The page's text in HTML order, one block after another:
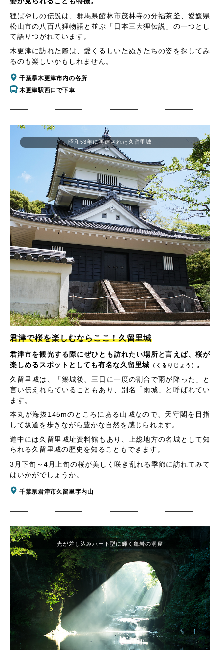
狸ばやしの伝説は、群馬県館林市茂林寺の分福茶釜、愛媛県
松山市の八百八狸物語と並ぶ「日本三大狸伝説」の一つとし
て語りつがれています。
木更津に訪れた際は、愛くるしいたぬきたちの姿を探してみ
るのも楽しいかもしれません。
千葉県木更津市内の各所
木更津駅西口で下車
君津で桜を楽しむならここ！久留里城
君津市を観光する際にぜひとも訪れたい場所と言えば、桜が
楽しめるスポットとしても有名な久留里城 （くるりじょう） 。
久留里城は、「築城後、三日に一度の割合で雨が降った」と
言い伝えれらていることもあり、別名「雨城」と呼ばれてい
ます。
本丸が海抜145mのところにある山城なので、天守閣を目指
して坂道を歩きながら豊かな自然を感じられます。
道中には久留里城址資料館もあり、上総地方の名城として知
られる久留里城の歴史を知ることもできます。
3月下旬～4月上旬の桜が美しく咲き乱れる季節に訪れてみて
はいかがでしょうか。
千葉県君津市久留里字内山
昭和53年に再建された久留里城
光が差し込みハート型に輝く亀岩の洞窟